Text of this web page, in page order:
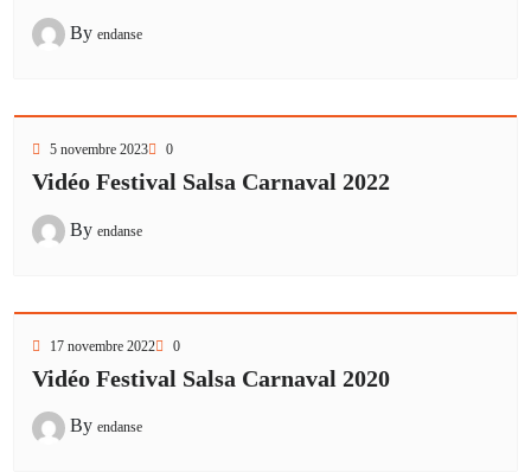
By endanse
5 novembre 2023 0
Vidéo Festival Salsa Carnaval 2022
By endanse
17 novembre 2022 0
Vidéo Festival Salsa Carnaval 2020
By endanse